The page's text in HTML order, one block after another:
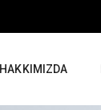
HAKKIMIZDA